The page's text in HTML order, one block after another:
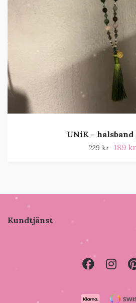
UNiK -
229 kr 189 kr
Kundtjänst